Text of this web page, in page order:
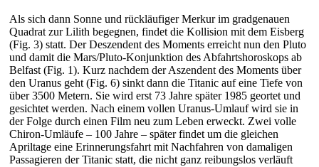
Als sich dann Sonne und rückläufiger Merkur im gradgenauen
Quadrat zur Lilith begegnen, findet die Kollision mit dem Eisberg
(Fig. 3) statt. Der Deszendent des Moments erreicht nun den Pluto
und damit die Mars/Pluto-Konjunktion des Abfahrtshoroskops ab
Belfast (Fig. 1). Kurz nachdem der Aszendent des Moments über
den Uranus geht (Fig. 6) sinkt dann die Titanic auf eine Tiefe von
über 3500 Metern. Sie wird erst 73 Jahre später 1985 geortet und
gesichtet werden. Nach einem vollen Uranus-Umlauf wird sie in
der Folge durch einen Film neu zum Leben erweckt. Zwei volle
Chiron-Umläufe – 100 Jahre – später findet um die gleichen
Apriltage eine Erinnerungsfahrt mit Nachfahren von damaligen
Passagieren der Titanic statt, die nicht ganz reibungslos verläuft